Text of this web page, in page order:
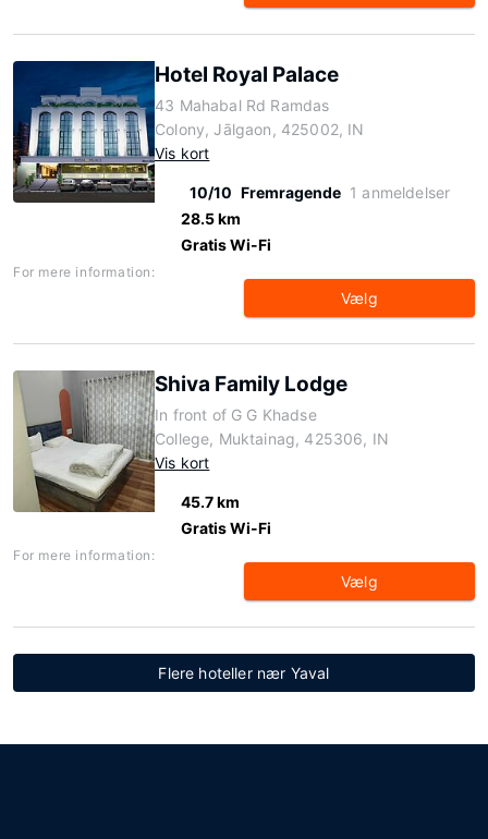
Hotel Royal Palace
43 Mahabal Rd Ramdas
Colony, Jālgaon, 425002, IN
Vis kort
10/10 Fremragende 1 anmeldelser
28.5 km
Gratis Wi-Fi
For mere information:
Vælg
Shiva Family Lodge
In front of G G Khadse
College, Muktainag, 425306, IN
Vis kort
45.7 km
Gratis Wi-Fi
For mere information:
Vælg
Flere hoteller nær Yaval